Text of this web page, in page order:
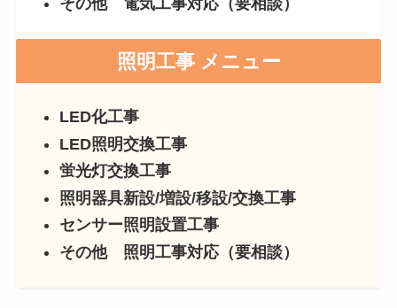
照明工事 メニュー
LED化工事
LED照明交換工事
蛍光灯交換工事
照明器具新設/増設/移設/交換工事
センサー照明設置工事
その他 照明工事対応（要相談）